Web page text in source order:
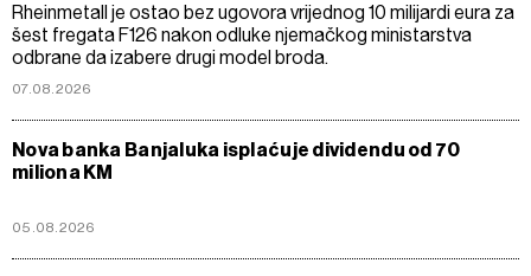
Rheinmetall je ostao bez ugovora vrijednog 10 milijardi eura za
šest fregata F126 nakon odluke njemačkog ministarstva
odbrane da izabere drugi model broda.
07.08.2026
Nova banka Banjaluka isplaćuje dividendu od 70
miliona KM
05.08.2026